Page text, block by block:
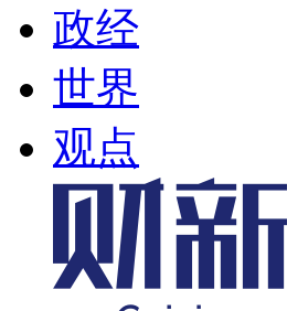
政经
世界
观点